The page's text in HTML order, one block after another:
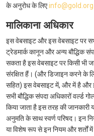
के अनुरोध के लिएinfo@gold.org
मालिकाना अधिकार
इस वेबसाइट और इस वेबसाइट पर
ट्रेडमार्क कानून और अन्य बौद्धिक
सकता है इस वेबसाइट पर किसी भी
संरक्षित हैं। (और डिजाइन करने के
सहित) इस वेबसाइट में, और में है और
सभी बौद्धिक संपदा अधिकारों वर्ल्ड
किया जाता है इस तरह की जानकारी
अनुमति के साथ स्वर्ण परिषद। इन
या विशेष रूप से इन नियम और शर्तों